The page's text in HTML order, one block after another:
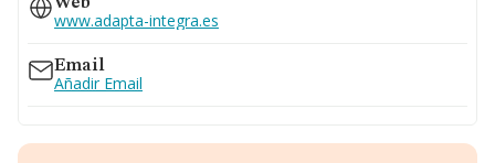
www.adapta-integra.es
Email
Añadir Email